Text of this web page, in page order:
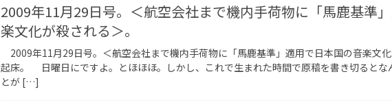
2009年11月29日号。＜航空会社まで機内手荷物に「馬鹿基準
楽文化が殺される＞。
2009年11月29日号。＜航空会社まで機内手荷物に「馬鹿基準」適用で日本国の音楽
起床。 日曜日にですよ。とほほほ。しかし、これで生まれた時間で原稿を書き切るとな
とが […]